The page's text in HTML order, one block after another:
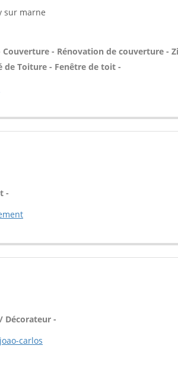
sur marne
Couverture - Rénovation de couverture -
de Toiture - Fenêtre de toit -
-
Décorateur -
carlos